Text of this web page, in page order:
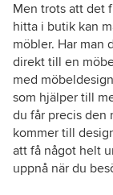
Men trots att det
hitta i butik kan
möbler. Har man
direkt till en
med
som hjälper till
du får precis den
kommer till
att få något helt
uppnå när du